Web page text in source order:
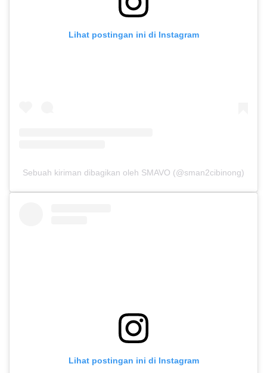
Lihat postingan ini di Instagram
Sebuah kiriman dibagikan oleh SMAVO (@sman2cibinong)
Lihat postingan ini di Instagram